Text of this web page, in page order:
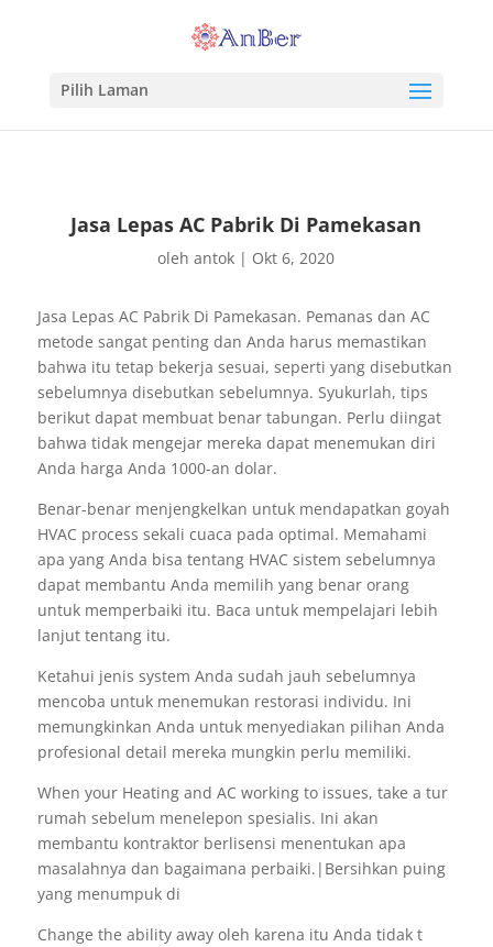
Pilih Laman
Jasa Lepas AC Pabrik Di Pamekasan
olehantok | Okt 6, 2020
Jasa Lepas AC Pabrik Di Pamekasan. Pemanas dan AC
metode sangat penting dan Anda harus memastikan
bahwa itu tetap bekerja sesuai, seperti yang disebutkan
sebelumnya disebutkan sebelumnya. Syukurlah, tips
berikut dapat membuat benar tabungan. Perlu diingat
bahwa tidak mengejar mereka dapat menemukan diri
Anda harga Anda 1000-an dolar.
Benar-benar menjengkelkan untuk mendapatkan goyah
HVAC process sekali cuaca pada optimal. Memahami
apa yang Anda bisa tentang HVAC sistem sebelumnya
dapat membantu Anda memilih yang benar orang
untuk memperbaiki itu. Baca untuk mempelajari lebih
lanjut tentang itu.
Ketahui jenis system Anda sudah jauh sebelumnya
mencoba untuk menemukan restorasi individu. Ini
memungkinkan Anda untuk menyediakan pilihan Anda
profesional detail mereka mungkin perlu memiliki.
When your Heating and AC working to issues, take a tur
rumah sebelum menelepon spesialis. Ini akan
membantu kontraktor berlisensi menentukan apa
masalahnya dan bagaimana perbaiki.|Bersihkan puing
yang menumpuk di
Change the ability away oleh karena itu Anda tidak t